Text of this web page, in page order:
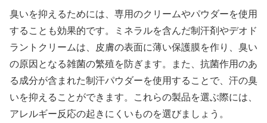
臭いを抑えるためには、専用のクリームやパウダーを使用
することも効果的です。ミネラルを含んだ制汗剤やデオド
ラントクリームは、皮膚の表面に薄い保護膜を作り、臭い
の原因となる雑菌の繁殖を防ぎます。また、抗菌作用のあ
る成分が含まれた制汗パウダーを使用することで、汗の臭
いを抑えることができます。これらの製品を選ぶ際には、
アレルギー反応の起きにくいものを選びましょう。